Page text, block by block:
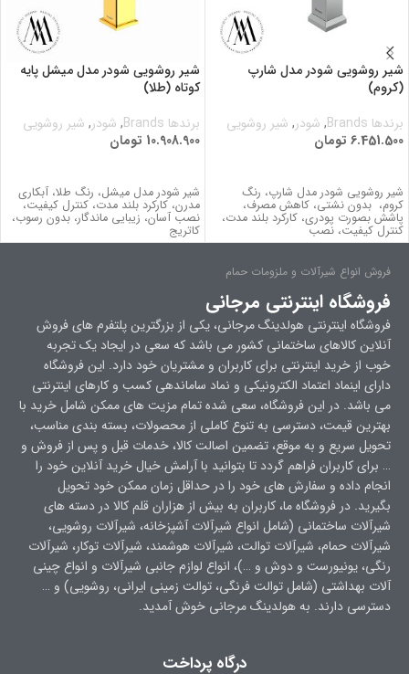
شیر روشویی شودر مدل شارپ
(کروم)
برندها Brands
, شودر, شیر روشویی
6.451.500 تومان
شیر روشویی شودر مدل شارپ، رنگ
کروم، بدون نشتي، کاهش مصرف،
پاشش بصورت پودری، کارکرد بلند مدت،
كنترل كيفيت، نصب
شیر روشویی شودر مدل میشل پایه
کوتاه (طلا)
برندها Brands
, شودر, شیر روشویی
10.908.900 تومان
شیر شودر مدل میشل، رنگ طلا، آبکاری
مدرن، کارکرد بلند مدت، كنترل كيفيت،
نصب آسان، زیبایی ماندگار، بدون رسوب،
کاتریج
فروش انواع شیرآلات و ملزومات حمام
فروشگاه اینترنتی مرجانی
فروشگاه اینترنتی هولدینگ مرجانی، یکی از بزرگترین پلتفرم های فروش
آنلاین کالاهای ساختمانی کشور می باشد که سعی در ایجاد یک تجربه
خوب از خرید اینترنتی برای کاربران و مشتریان خود دارد. این فروشگاه
دارای اینماد اعتماد الکترونیکی و نماد ساماندهی کسب و کارهای اینترنتی
می باشد. در این فروشگاه، سعی شده تمام مزیت های ممکن شامل خرید با
بهترین قیمت، دسترسی به تنوع کاملی از محصولات، بسته بندی مناسب،
تحویل سریع و به موقع، تضمین اصالت کالا، خدمات قبل و پس از فروش و
… برای کاربران فراهم گردد تا بتوانید با آرامش خیال خرید آنلاین خود را
انجام داده و سفارش های خود را در حداقل زمان ممکن خود تحویل
بگیرید. در فروشگاه ما، کاربران به بیش از هزاران قلم کالا در دسته های
شیرآلات ساختمانی (شامل انواع شیرآلات آشپزخانه، شیرآلات روشویی،
شیرآلات حمام، شیرآلات توالت، شیرآلات هوشمند، شیرآلات توکار، شیرآلات
رنگی، یونیورست و دوش و …)، انواع لوازم جانبی شیرآلات و انواع چینی
آلات بهداشتی (شامل توالت فرنگی، توالت زمینی ایرانی، روشویی) و …
دسترسی دارند. به هولدینگ مرجانی خوش آمدید.
درگاه پرداخت